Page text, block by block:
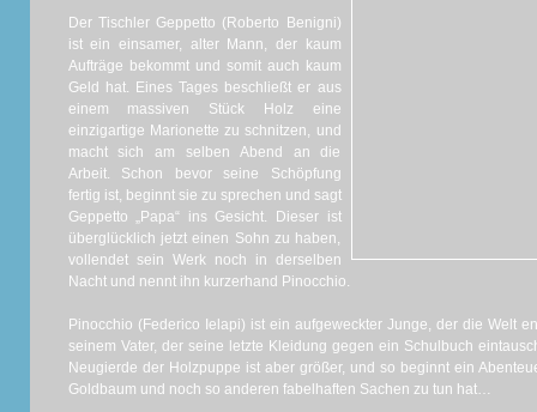
Der Tischler Geppetto (Roberto Benigni)
ist ein einsamer, alter Mann, der kaum
Aufträge bekommt und somit auch kaum
Geld hat. Eines Tages beschließt er aus
einem massiven Stück Holz eine
einzigartige Marionette zu schnitzen, und
macht sich am selben Abend an die
Arbeit. Schon bevor seine Schöpfung
fertig ist, beginnt sie zu sprechen und sagt
Geppetto „Papa“ ins Gesicht. Dieser ist
überglücklich jetzt einen Sohn zu haben,
vollendet sein Werk noch in derselben
Nacht und nennt ihn kurzerhand Pinocchio.
Pinocchio (Federico Ielapi) ist ein aufgeweckter Junge, der die Welt
seinem Vater, der seine letzte Kleidung gegen ein Schulbuch
Neugierde der Holzpuppe ist aber größer, und so beginnt ein
Goldbaum und noch so anderen fabelhaften Sachen zu tun hat…